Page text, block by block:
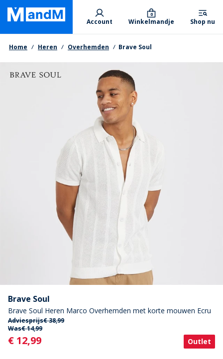
Skip
main
content
Primary departments
Account Winkelmandje
0
Shop nu
Kruimelpad
Home Heren Overhemden Brave Soul
Brave Soul
Brave Soul Heren Marco Overhemden met korte mouwen Ecru
Adviesprijs€ 38,99
Was€ 14,99
Current
€ 12,99 Outlet